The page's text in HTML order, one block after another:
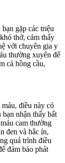
gặp các triệu
thở, cảm thấy
với chuyên gia y
thường xuyên để
cả hồng cầu,
điều này có
nhận thấy bất
cam thường
đen và hắc ín,
quá trình điều
đảm bảo phát